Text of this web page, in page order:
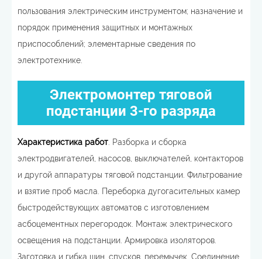
пользования электрическим инструментом; назначение и
порядок применения защитных и монтажных
приспособлений; элементарные сведения по
электротехнике.
Электромонтер тяговой
подстанции 3-го разряда
Характеристика работ . Разборка и сборка
электродвигателей, насосов, выключателей, контакторов
и другой аппаратуры тяговой подстанции. Фильтрование
и взятие проб масла. Переборка дугогасительных камер
быстродействующих автоматов с изготовлением
асбоцементных перегородок. Монтаж электрического
освещения на подстанции. Армировка изоляторов.
Заготовка и гибка шин, спусков, перемычек. Соединение,